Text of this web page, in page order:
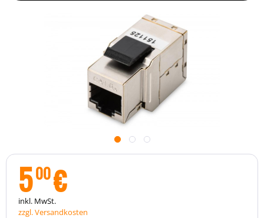
500€
inkl. MwSt.
zzgl. Versandkosten